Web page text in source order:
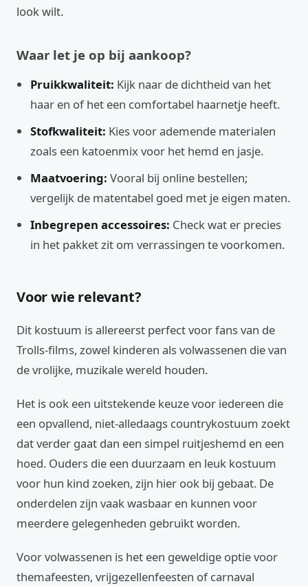
look wilt.
Waar let je op bij aankoop?
Pruikkwaliteit: Kijk naar de dichtheid van het
haar en of het een comfortabel haarnetje heeft.
Stofkwaliteit: Kies voor ademende materialen
zoals een katoenmix voor het hemd en jasje.
Maatvoering: Vooral bij online bestellen;
vergelijk de matentabel goed met je eigen maten.
Inbegrepen accessoires: Check wat er precies
in het pakket zit om verrassingen te voorkomen.
Voor wie relevant?
Dit kostuum is allereerst perfect voor fans van de
Trolls-films, zowel kinderen als volwassenen die van
de vrolijke, muzikale wereld houden.
Het is ook een uitstekende keuze voor iedereen die
een opvallend, niet-alledaags countrykostuum zoekt
dat verder gaat dan een simpel ruitjeshemd en een
hoed. Ouders die een duurzaam en leuk kostuum
voor hun kind zoeken, zijn hier ook bij gebaat. De
onderdelen zijn vaak wasbaar en kunnen voor
meerdere gelegenheden gebruikt worden.
Voor volwassenen is het een geweldige optie voor
themafeesten, vrijgezellenfeesten of carnaval